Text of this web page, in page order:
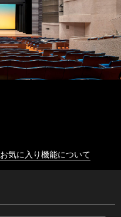
お気に入り機能について